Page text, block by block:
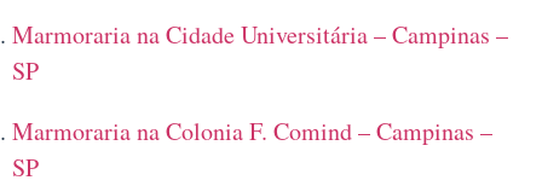
Marmoraria na Cidade Universitária – Campinas –
SP
Marmoraria na Colonia F. Comind – Campinas –
SP